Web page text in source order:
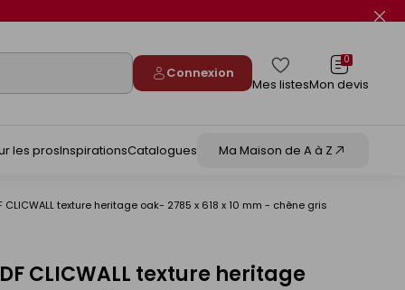
Connexion
Mes listes
0
Mon devis
les prosInspirationsCatalogues Ma Maison de A à Z
CLICWALL texture heritage oak- 2785 x 618 x 10 mm - chêne gris
CLICWALL texture heritage